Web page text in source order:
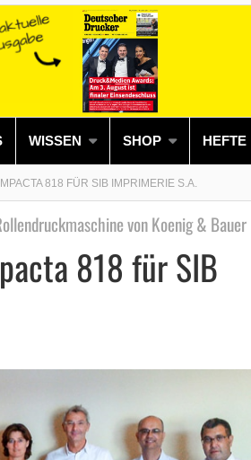
WISSEN SHOP HEFTE
818 FÜR SIB IMPRIMERIE S.A.
von Koenig & Bauer
818 für SIB